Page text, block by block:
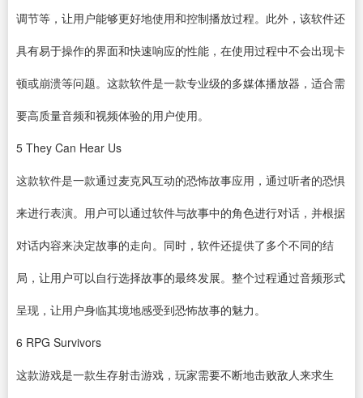
调节等，让用户能够更好地使用和控制播放过程。此外，该软件还
具有易于操作的界面和快速响应的性能，在使用过程中不会出现卡
顿或崩溃等问题。这款软件是一款专业级的多媒体播放器，适合需
要高质量音频和视频体验的用户使用。
5 They Can Hear Us
这款软件是一款通过麦克风互动的恐怖故事应用，通过听者的恐惧
来进行表演。用户可以通过软件与故事中的角色进行对话，并根据
对话内容来决定故事的走向。同时，软件还提供了多个不同的结
局，让用户可以自行选择故事的最终发展。整个过程通过音频形式
呈现，让用户身临其境地感受到恐怖故事的魅力。
6 RPG Survivors
这款游戏是一款生存射击游戏，玩家需要不断地击败敌人来求生